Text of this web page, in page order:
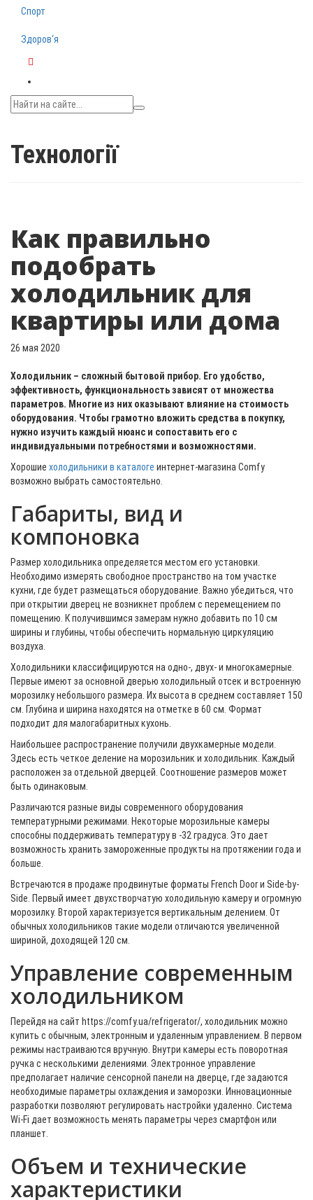
Спорт
Здоров‘я
Технології
Как правильно
подобрать
холодильник для
квартиры или дома
26 мая 2020
Холодильник – сложный бытовой прибор. Его удобство,
эффективность, функциональность зависят от множества
параметров. Многие из них оказывают влияние на стоимость
оборудования. Чтобы грамотно вложить средства в покупку,
нужно изучить каждый нюанс и сопоставить его с
индивидуальными потребностями и возможностями.
Хорошие холодильники в каталоге интернет-магазина Comfy
возможно выбрать самостоятельно.
Габариты, вид и
компоновка
Размер холодильника определяется местом его установки.
Необходимо измерять свободное пространство на том участке
кухни, где будет размещаться оборудование. Важно убедиться, что
при открытии дверец не возникнет проблем с перемещением по
помещению. К получившимся замерам нужно добавить по 10 см
ширины и глубины, чтобы обеспечить нормальную циркуляцию
воздуха.
Холодильники классифицируются на одно-, двух- и многокамерные.
Первые имеют за основной дверью холодильный отсек и встроенную
морозилку небольшого размера. Их высота в среднем составляет 150
см. Глубина и ширина находятся на отметке в 60 см. Формат
подходит для малогабаритных кухонь.
Наибольшее распространение получили двухкамерные модели.
Здесь есть четкое деление на морозильник и холодильник. Каждый
расположен за отдельной дверцей. Соотношение размеров может
быть одинаковым.
Различаются разные виды современного оборудования
температурными режимами. Некоторые морозильные камеры
способны поддерживать температуру в -32 градуса. Это дает
возможность хранить замороженные продукты на протяжении года и
больше.
Встречаются в продаже продвинутые форматы French Door и Side-by-
Side. Первый имеет двухстворчатую холодильную камеру и огромную
морозилку. Второй характеризуется вертикальным делением. От
обычных холодильников такие модели отличаются увеличенной
шириной, доходящей 120 см.
Управление современным
холодильником
Перейдя на сайт https://comfy.ua/refrigerator/, холодильник можно
купить с обычным, электронным и удаленным управлением. В первом
режимы настраиваются вручную. Внутри камеры есть поворотная
ручка с несколькими делениями. Электронное управление
предполагает наличие сенсорной панели на дверце, где задаются
необходимые параметры охлаждения и заморозки. Инновационные
разработки позволяют регулировать настройки удаленно. Система
Wi-Fi дает возможность менять параметры через смартфон или
планшет.
Объем и технические
характеристики